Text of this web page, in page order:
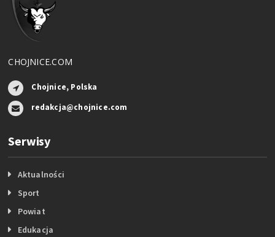
CHOJNICE.COM
Chojnice, Polska
redakcja@chojnice.com
Serwisy
Aktualności
Sport
Powiat
Edukacja